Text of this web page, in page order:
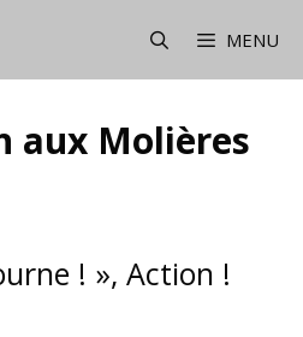
MENU
aux Molières
! », Action !